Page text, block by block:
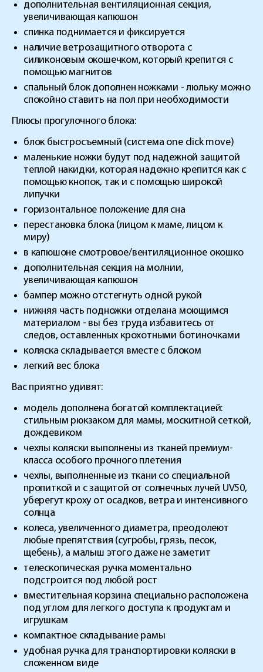
дополнительная вентиляционная секция,
увеличивающая капюшон
спинка поднимается и фиксируется
наличие ветрозащитного отворота с
силиконовым окошечком, который крепится с
помощью магнитов
спальный блок дополнен ножками - люльку можно
спокойно ставить на пол при необходимости
Плюсы прогулочного блока:
блок быстросъемный (система one click move)
маленькие ножки будут под надежной защитой
теплой накидки, которая надежно крепится как с
помощью кнопок, так и с помощью широкой
липучки
горизонтальное положение для сна
перестановка блока (лицом к маме, лицом к
миру)
в капюшоне смотровое/вентиляционное окошко
дополнительная секция на молнии,
увеличивающая капюшон
бампер можно отстегнуть одной рукой
нижняя часть подножки отделана моющимся
материалом - вы без труда избавитесь от
следов, оставленных крохотными ботиночками
коляска складывается вместе с блоком
легкий вес блока
Вас приятно удивят:
модель дополнена богатой комплектацией:
стильным рюкзаком для мамы, москитной сеткой,
дождевиком
чехлы коляски выполнены из тканей премиум-
класса особого прочного плетения
чехлы, выполненные из ткани со специальной
пропиткой и с защитой от солнечных лучей UV50,
уберегут кроху от осадков, ветра и интенсивного
солнца
колеса, увеличенного диаметра, преодолеют
любые препятствия (сугробы, грязь, песок,
щебень), а малыш этого даже не заметит
телескопическая ручка моментально
подстроится под любой рост
вместительная корзина специально расположена
под углом для легкого доступа к продуктам и
игрушкам
компактное складывание рамы
удобная ручка для транспортировки коляски в
сложенном виде